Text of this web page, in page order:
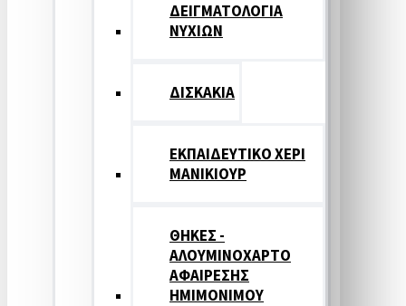
ΔΕΙΓΜΑΤΟΛΟΓΙΑ
ΝΥΧΙΩΝ
ΔΙΣΚΑΚΙΑ
ΕΚΠΑΙΔΕΥΤΙΚΟ ΧΕΡΙ
ΜΑΝΙΚΙΟΥΡ
ΘΗΚΕΣ -
ΑΛΟΥΜΙΝΟΧΑΡΤΟ
ΑΦΑΙΡΕΣΗΣ
ΗΜΙΜΟΝΙΜΟΥ